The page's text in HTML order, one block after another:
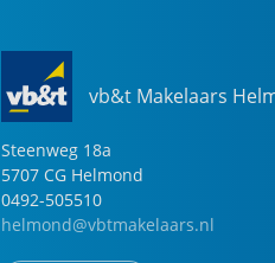
vb&t Makelaars
Steenweg 18a
5707 CG Helmond
0492-505510
helmond@vbtmakelaars.nl